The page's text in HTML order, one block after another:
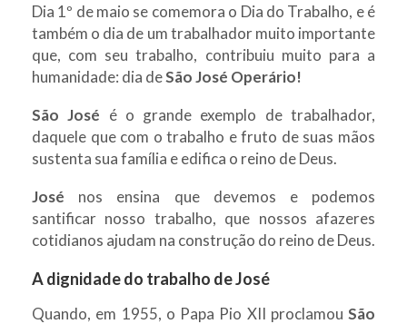
Dia 1º de maio se comemora o Dia do Trabalho, e é
também o dia de um trabalhador muito importante
que, com seu trabalho, contribuiu muito para a
humanidade: dia deSão José Operário!
São José é o grande exemplo de trabalhador,
daquele que com o trabalho e fruto de suas mãos
sustenta sua família e edifica o reino de Deus.
José nos ensina que devemos e podemos
santificar nosso trabalho, que nossos afazeres
cotidianos ajudam na construção do reino de Deus.
A dignidade do trabalho de José
Quando, em 1955, o Papa Pio XII proclamou São